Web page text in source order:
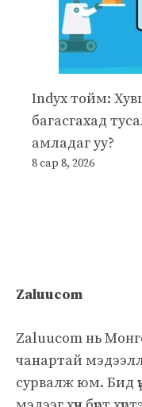
Indyx тойм:
багасгахад
амладаг уу?
8 сар 8, 2026
Zaluucom
Zaluucom нь
чанартай
сурвалж юм. Бид